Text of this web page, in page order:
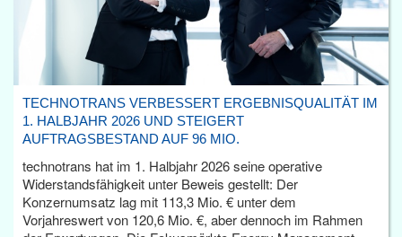
TECHNOTRANS VERBESSERT ERGEBNISQUALITÄT IM
1. HALBJAHR 2026 UND STEIGERT
AUFTRAGSBESTAND AUF 96 MIO.
technotrans hat im 1. Halbjahr 2026 seine operative
Widerstandsfähigkeit unter Beweis gestellt: Der
Konzernumsatz lag mit 113,3 Mio. € unter dem
Vorjahreswert von 120,6 Mio. €, aber dennoch im Rahmen